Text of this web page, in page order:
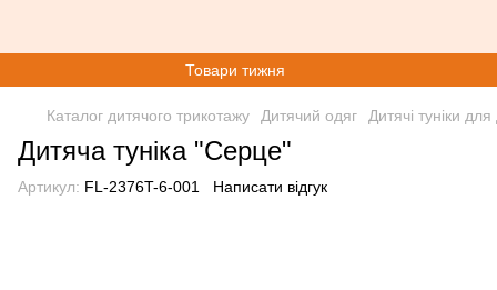
Товари тижня
Каталог дитячого трикотажу Дитячий одяг Дитячі туніки для
Дитяча туніка "Серце"
Артикул: FL-2376T-6-001 Написати відгук